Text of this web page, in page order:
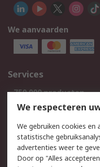
We aanvaarden
Services
750.000 producten
Bestellen
Track & Trace
Wettelijk
We respecteren
We gebruiken cookies
statistische
advertenties weer te
Door op "Alles